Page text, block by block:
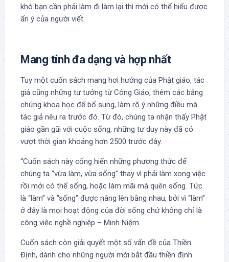
khó bạn cần phải làm đi làm lại thì mới có thể hiểu được
ẩn ý của người viết.
Mang tính đa dạng và hợp nhất
Tuy một cuốn sách mang hơi hướng của Phật giáo, tác
giả cũng những tư tưởng từ Công Giáo, thêm các bằng
chứng khoa học để bổ sung, làm rõ ý những điều mà
tác giả nêu ra trước đó. Từ đó, chúng ta nhận thấy Phật
giáo gần gũi với cuộc sống, những tư duy này đã có
vượt thời gian khoảng hơn 2500 trước đây.
“Cuốn sách này cống hiến những phương thức để
chúng ta “vừa làm, vừa sống” thay vì phải làm xong việc
rồi mới có thể sống, hoặc làm mãi mà quên sống. Tức
là “làm” và “sống” được nâng lên bằng nhau, bởi vì “làm”
ở đây là mọi hoạt động của đời sống chứ không chỉ là
công việc nghề nghiệp – Minh Niệm.
Cuốn sách còn giải quyết một số vấn đề của Thiền
Định, dành cho những người mới bắt đầu thiền định.